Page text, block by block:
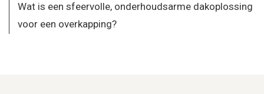
Wat is een sfeervolle, onderhoudsarme dakoplossing
voor een overkapping?